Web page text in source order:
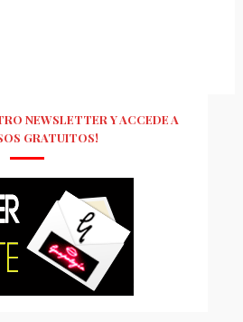
NEWSLETTER Y ACCEDE A
GRATUITOS!